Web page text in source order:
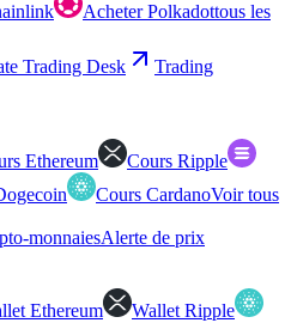
Acheter Polkadottous les
Trading Desk
Trading
Ethereum
Cours Ripple
Cours CardanoVoir tous
monnaiesAlerte de prix
Ethereum
Wallet Ripple